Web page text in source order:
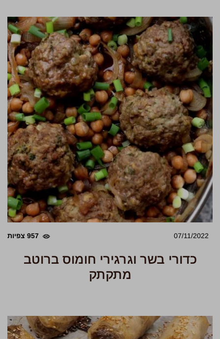
07/11/2022 957 צפיות
כדורי בשר וגרגירי חומוס ברוטב
מתקתק